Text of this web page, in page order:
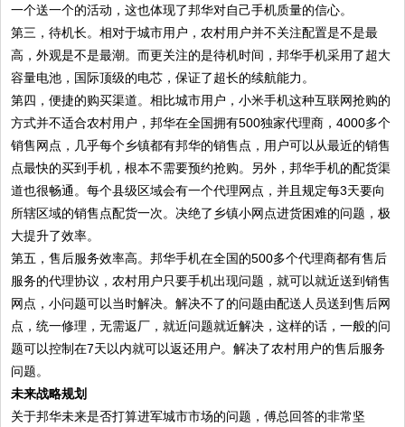
一个送一个的活动，这也体现了邦华对自己手机质量的信心。
第三，待机长。相对于城市用户，农村用户并不关注配置是不是最
高，外观是不是最潮。而更关注的是待机时间，邦华手机采用了超大
容量电池，国际顶级的电芯，保证了超长的续航能力。
第四，便捷的购买渠道。相比城市用户，小米手机这种互联网抢购的
方式并不适合农村用户，邦华在全国拥有500独家代理商，4000多个
销售网点，几乎每个乡镇都有邦华的销售点，用户可以从最近的销售
点最快的买到手机，根本不需要预约抢购。另外，邦华手机的配货渠
道也很畅通。每个县级区域会有一个代理网点，并且规定每3天要向
所辖区域的销售点配货一次。决绝了乡镇小网点进货困难的问题，极
大提升了效率。
第五，售后服务效率高。邦华手机在全国的500多个代理商都有售后
服务的代理协议，农村用户只要手机出现问题，就可以就近送到销售
网点，小问题可以当时解决。解决不了的问题由配送人员送到售后网
点，统一修理，无需返厂，就近问题就近解决，这样的话，一般的问
题可以控制在7天以内就可以返还用户。解决了农村用户的售后服务
问题。
未来战略规划
关于邦华未来是否打算进军城市市场的问题，傅总回答的非常坚